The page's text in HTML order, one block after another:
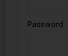
Password